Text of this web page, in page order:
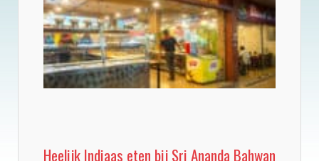
Heelijk Indiaas eten bij Sri Ananda Bahwan